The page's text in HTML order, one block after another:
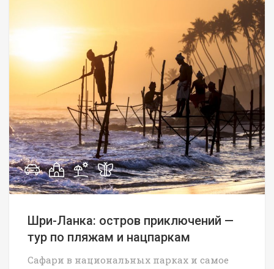
Шри-Ланка: остров приключений —
тур по пляжам и нацпаркам
Сафари в национальных парках и самое